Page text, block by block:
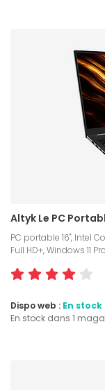
Altyk Le PC
PC portable 16", Intel
Full HD+, Windows 11
Dispo web : En stock
En stock dans 1